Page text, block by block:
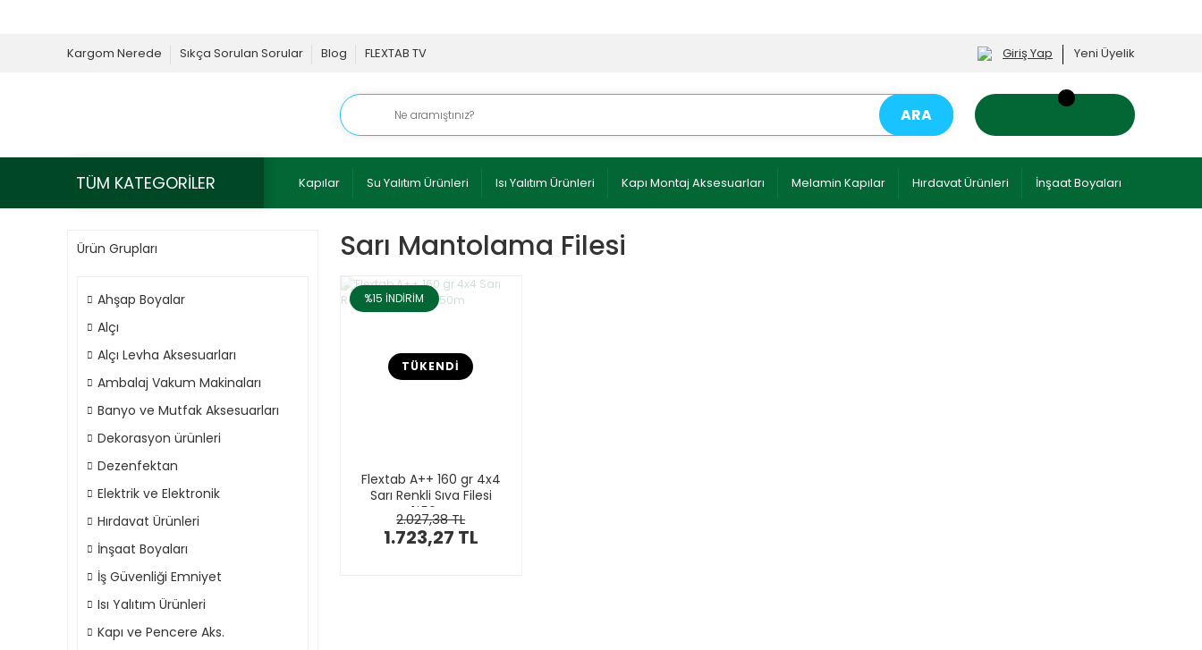
Kargom Nerede Sıkça Sorulan Sorular Blog FLEXTAB TV Giriş Yap Yeni Üyelik
ARA
TÜM KATEGORİLER Kapılar Su Yalıtım Ürünleri Isı Yalıtım Ürünleri Kapı Montaj Aksesuarları Melamin Kapılar Hırdavat Ürünleri İnşaat Boyaları
Ürün Grupları
Ahşap Boyalar
Alçı
Alçı Levha Aksesuarları
Ambalaj Vakum Makinaları
Banyo ve Mutfak Aksesuarları
Dekorasyon ürünleri
Dezenfektan
Elektrik ve Elektronik
Hırdavat Ürünleri
İnşaat Boyaları
İş Güvenliği Emniyet
Isı Yalıtım Ürünleri
Kapı ve Pencere Aks.
Sarı Mantolama Filesi
%15 İNDİRİM
TÜKENDİ
Flextab A++ 160 gr 4x4
Sarı Renkli Sıva Filesi
1*50m
2.027,38 TL
1.723,27 TL